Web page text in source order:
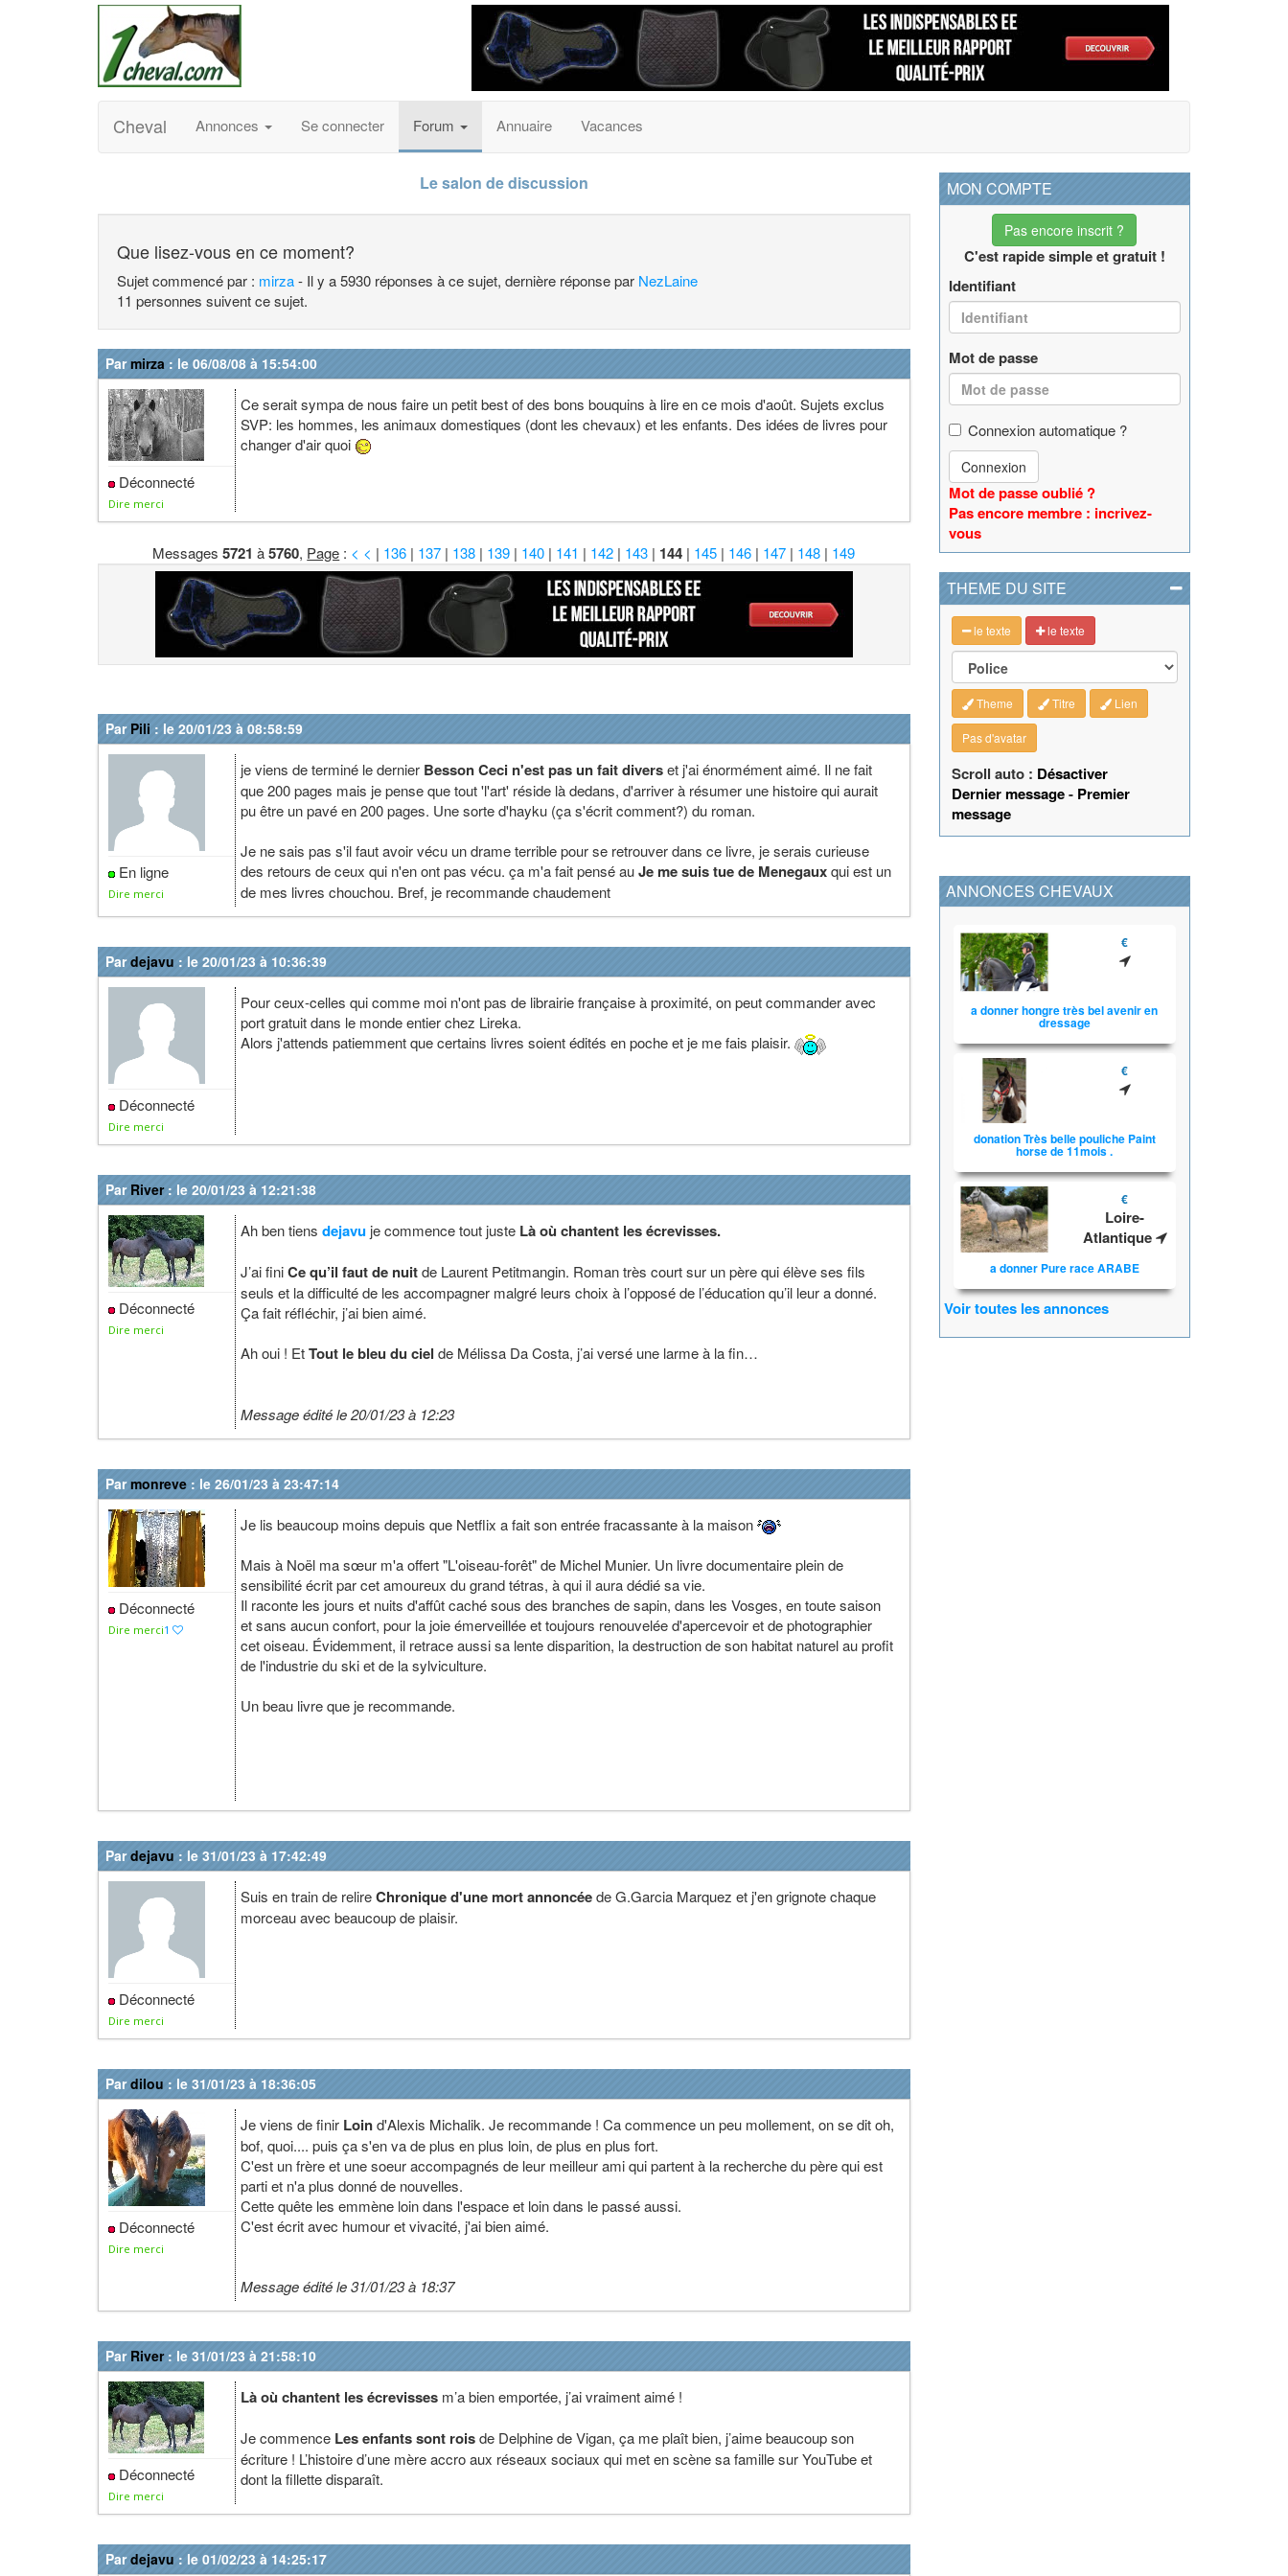
Cheval Annonces Se connecter Forum Annuaire Vacances
Le salon de discussion
Que lisez-vous en ce moment?
Sujet commencé par : mirza- Il y a 5930 réponses à ce sujet, dernière réponse par NezLaine
11 personnes suivent ce sujet.
Parmirza : le 06/08/08 à 15:54:00
Déconnecté
Dire merci
Ce serait sympa de nous faire un petit best of des bons bouquins à lire en ce mois d'août. Sujets exclus
SVP: les hommes, les animaux domestiques (dont les chevaux) et les enfants. Des idées de livres pour
changer d'air quoi
Messages5721 à5760, Page : < < | 136 | 137 | 138 | 139 | 140 | 141 | 142 | 143 | 144 | 145 | 146 | 147 | 148 | 149
Par Pili : le 20/01/23 à 08:58:59
En ligne
Dire merci
je viens de terminé le dernier Besson Ceci n'est pas un fait diverset j'ai énormément aimé. Il ne fait
que 200 pages mais je pense que tout 'l'art' réside là dedans, d'arriver à résumer une histoire qui aurait
pu être un pavé en 200 pages. Une sorte d'hayku (ça s'écrit comment?) du roman.
Je ne sais pas s'il faut avoir vécu un drame terrible pour se retrouver dans ce livre, je serais curieuse
des retours de ceux qui n'en ont pas vécu. ça m'a fait pensé auJe me suis tue de Menegauxqui est un
de mes livres chouchou. Bref, je recommande chaudement
Pardejavu : le 20/01/23 à 10:36:39
Déconnecté
Dire merci
Pour ceux-celles qui comme moi n'ont pas de librairie française à proximité, on peut commander avec
port gratuit dans le monde entier chez Lireka.
Alors j'attends patiemment que certains livres soient édités en poche et je me fais plaisir.
Par River: le 20/01/23 à 12:21:38
Déconnecté
Dire merci
Ah ben tiens dejavu je commence tout juste Là où chantent les écrevisses.
J’ai finiCe qu’il faut de nuitde Laurent Petitmangin. Roman très court sur un père qui élève ses fils
seuls et la difficulté de les accompagner malgré leurs choix à l’opposé de l’éducation qu’il leur a donné.
Ça fait réfléchir, j’ai bien aimé.
Ah oui ! EtTout le bleu du ciel de Mélissa Da Costa, j’ai versé une larme à la fin…
Message édité le 20/01/23 à 12:23
Parmonreve : le 26/01/23 à 23:47:14
Déconnecté
Dire merci1
Je lis beaucoup moins depuis que Netflix a fait son entrée fracassante à la maison
Mais à Noël ma sœur m'a offert "L'oiseau-forêt" de Michel Munier. Un livre documentaire plein de
sensibilité écrit par cet amoureux du grand tétras, à qui il aura dédié sa vie.
Il raconte les jours et nuits d'affût caché sous des branches de sapin, dans les Vosges, en toute saison
et sans aucun confort, pour la joie émerveillée et toujours renouvelée d'apercevoir et de photographier
cet oiseau. Évidemment, il retrace aussi sa lente disparition, la destruction de son habitat naturel au profit
de l'industrie du ski et de la sylviculture.
Un beau livre que je recommande.
Pardejavu : le 31/01/23 à 17:42:49
Déconnecté
Dire merci
Suis en train de relireChronique d'une mort annoncéede G.Garcia Marquez et j'en grignote chaque
morceau avec beaucoup de plaisir.
Pardilou : le 31/01/23 à 18:36:05
Déconnecté
Dire merci
Je viens de finir Loind'Alexis Michalik. Je recommande ! Ca commence un peu mollement, on se dit oh,
bof, quoi.... puis ça s'en va de plus en plus loin, de plus en plus fort.
C'est un frère et une soeur accompagnés de leur meilleur ami qui partent à la recherche du père qui est
parti et n'a plus donné de nouvelles.
Cette quête les emmène loin dans l'espace et loin dans le passé aussi.
C'est écrit avec humour et vivacité, j'ai bien aimé.
Message édité le 31/01/23 à 18:37
Par River: le 31/01/23 à 21:58:10
Déconnecté
Dire merci
Là où chantent les écrevisses m’a bien emportée, j’ai vraiment aimé !
Je commence Les enfants sont roisde Delphine de Vigan, ça me plaît bien, j’aime beaucoup son
écriture ! L’histoire d’une mère accro aux réseaux sociaux qui met en scène sa famille sur YouTube et
dont la fillette disparaît.
Pardejavu : le 01/02/23 à 14:25:17
MON COMPTE
Pas encore inscrit ?
C'est rapide simple et gratuit !
Identifiant
Mot de passe
Connexion automatique ?
Connexion
Mot de passe oublié ?
Pas encore membre : incrivez-
vous
THEME DU SITE
le texte le texte
Theme Titre Lien
Pas d'avatar
Scroll auto : Désactiver
Dernier message- Premier
message
ANNONCES CHEVAUX
€
a donner hongre très bel avenir en
dressage
€
donation Très belle pouliche Paint
horse de 11mois .
€
Loire-
Atlantique
a donner Pure race ARABE
Voir toutes les annonces